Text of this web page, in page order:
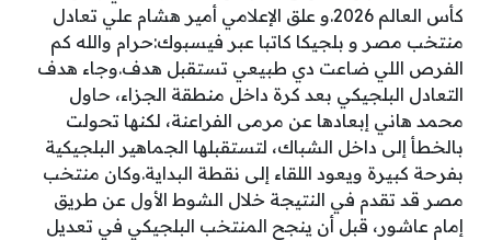
كأس العالم 2026.و علق الإعلامي أمير هشام علي تعادل
منتخب مصر و بلجيكا كاتبا عبر فيسبوك:حرام والله كم
الفرص اللي ضاعت دي طبيعي تستقبل هدف.وجاء هدف
التعادل البلجيكي بعد كرة داخل منطقة الجزاء، حاول
محمد هاني إبعادها عن مرمى الفراعنة، لكنها تحولت
بالخطأ إلى داخل الشباك، لتستقبلها الجماهير البلجيكية
بفرحة كبيرة ويعود اللقاء إلى نقطة البداية.وكان منتخب
مصر قد تقدم في النتيجة خلال الشوط الأول عن طريق
إمام عاشور، قبل أن ينجح المنتخب البلجيكي في تعديل